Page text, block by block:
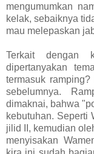
mengumumkan
kelak, sebaiknya
mau melepaskan
Terkait dengan
dipertanyakan
termasuk
sebelumnya.
dimaknai, bahwa
kebutuhan. Seperti
jilid II, kemudian
menyisakan